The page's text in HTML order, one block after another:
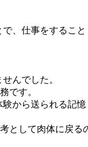
、仕事をすること
んでした。
です。
験から送られる記憶
として肉体に戻る